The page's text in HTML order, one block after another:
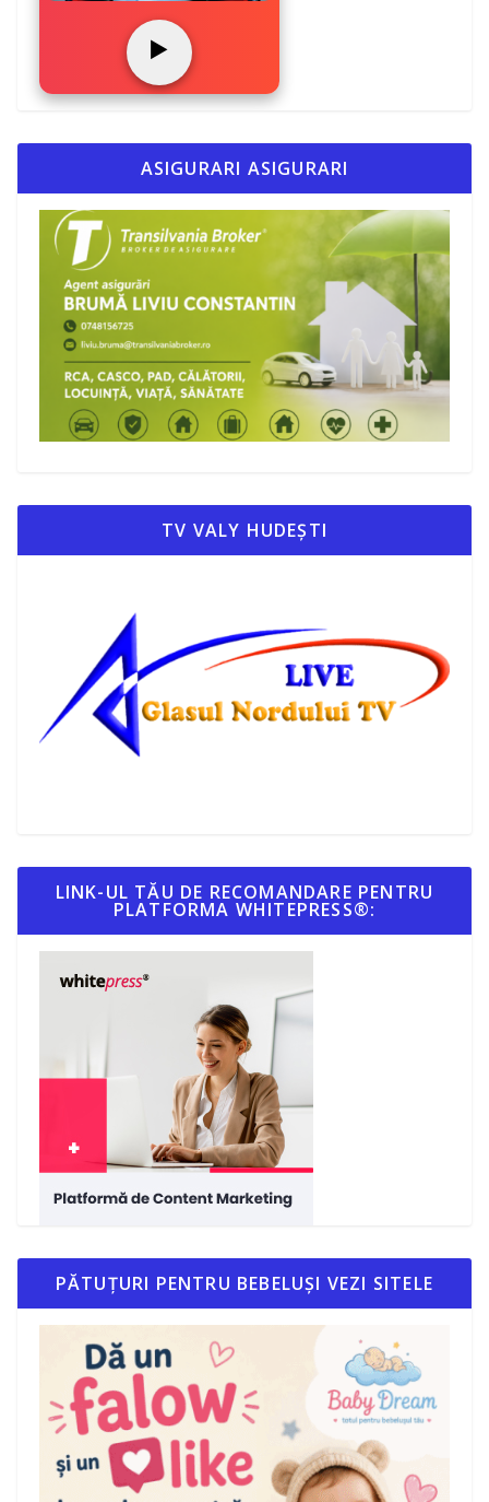
▶️
ASIGURARI ASIGURARI
TV VALY HUDEȘTI
LINK-UL TĂU DE RECOMANDARE PENTRU
PLATFORMA WHITEPRESS®:
PĂTUȚURI PENTRU BEBELUȘI VEZI SITELE